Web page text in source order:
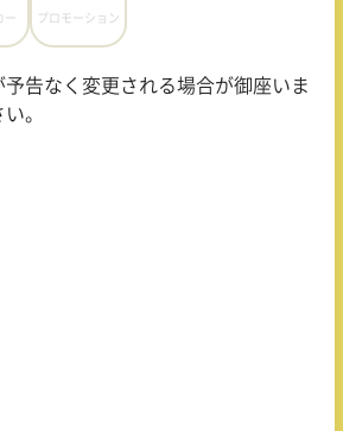
プロモーション
告なく変更される場合が御座いま
。